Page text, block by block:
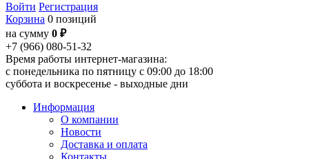
Войти Регистрация
Корзина 0 позиций
на сумму 0 ₽
+7 (966) 080-51-32
Время работы интернет-магазина:
с понедельника по пятницу с 09:00 до 18:00
суббота и воскресенье - выходные дни
Информация
О компании
Новости
Доставка и оплата
Контакты